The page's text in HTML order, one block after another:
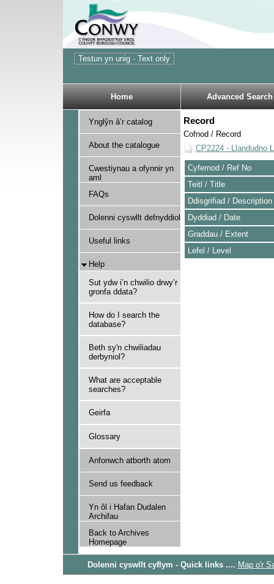
Home Advanced Search
Ynglŷn â’r catalog
About the catalogue
Cwestiynau a ofynnir yn
aml
FAQs
Dolenni cyswllt defnyddiol
Useful links
Help
Sut ydw i’n chwilio drwy’r
gronfa ddata?
How do I search the
database?
Beth sy'n chwiliadau
derbyniol?
What are acceptable
searches?
Geirfa
Glossary
Anfonwch atborth atom
Send us feedback
Yn ôl i Hafan Dudalen
Archifau
Back to Archives
Homepage
Record
Cofnod / Record
CP2224 - Llandudno
Cyfernod / Ref No
Teitl / Title
Ddisgrifiad / Description
Dyddiad / Date
Graddau / Extent
Lefel / Level
Dolenni cyswllt cyflym - Quick links .... Map o'r